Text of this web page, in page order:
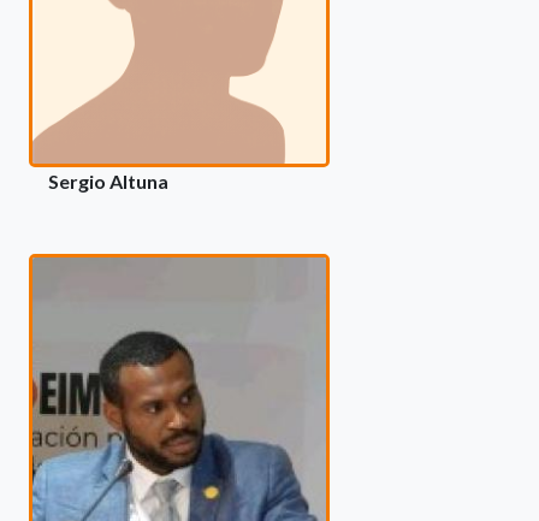
Sergio Altuna